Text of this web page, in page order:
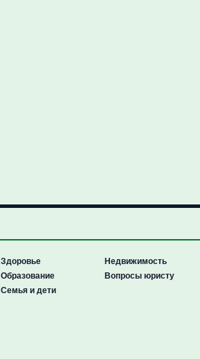
Здоровье
Образование
Семья и дети
Недвижимость
Вопросы юристу